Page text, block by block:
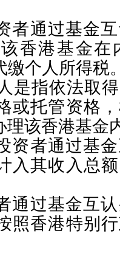
者通过基金
香港基金在
缴个人所得税
是指依法取
或托管资格
理该香港基金
资者通过基
入其收入总
通过基金互
照香港特别